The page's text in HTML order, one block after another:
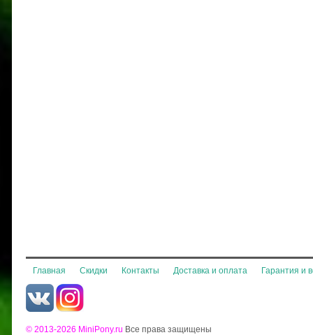
Главная Скидки Контакты Доставка и оплата Гарантия и
© 2013-2026 MiniPony.ru Все права защищены